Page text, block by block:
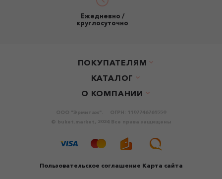
Ежедневно /
круглосуточно
ПОКУПАТЕЛЯМ
КАТАЛОГ
О КОМПАНИИ
Пользовательское соглашение Карта сайта
ООО "Эрмитаж".
ОГРН: 1107746761550
© buket.market, 2024 Все права защищены